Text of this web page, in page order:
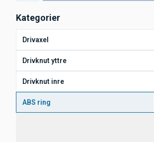
Kategorier
Drivaxel
Drivknut yttre
Drivknut inre
ABS ring